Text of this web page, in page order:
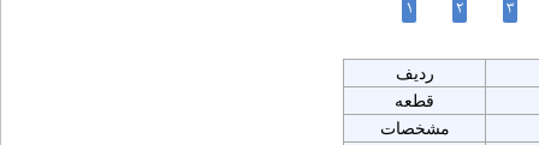
ردیف
قطعه
مشخصات